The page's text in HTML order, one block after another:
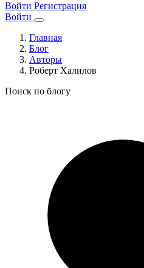
Войти Регистрация
Войти
Главная
Блог
Авторы
Роберт Халилов
Поиск по блогу